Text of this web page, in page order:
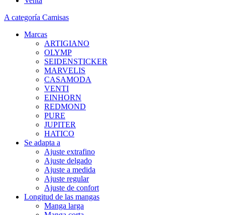
A categoría Camisas
Marcas
ARTIGIANO
OLYMP
SEIDENSTICKER
MARVELIS
CASAMODA
VENTI
EINHORN
REDMOND
PURE
JUPITER
HATICO
Se adapta a
Ajuste extrafino
Ajuste delgado
Ajuste a medida
Ajuste regular
Ajuste de confort
Longitud de las mangas
Manga larga